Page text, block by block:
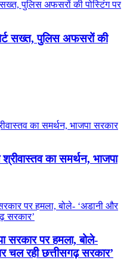
सख्त, पुलिस अफसरों की
का समर्थन, भाजपा
पर हमला, बोले-
चल रही छत्तीसगढ़ सरकार’